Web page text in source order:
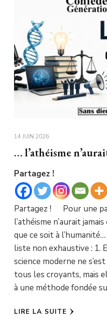
14 JUIN 2026
… l’athéisme
Partagez !
Partagez ! Pour une
l’athéisme n’aurait
que ce soit à
liste non exhaustive : 1.
science moderne ne
tous les croyants, mais
à une méthode fondée
LIRE LA SUITE